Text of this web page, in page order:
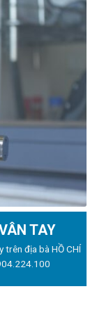
TAY
trên địa bà HỒ CHÍ